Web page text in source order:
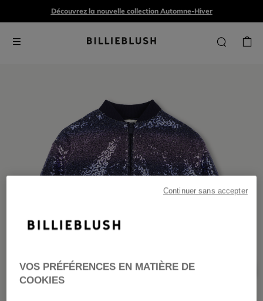
Découvrez la nouvelle collection Automne-Hiver
VOS PRÉFÉRENCES EN MATIÈRE DE
COOKIES
Continuer sans accepter